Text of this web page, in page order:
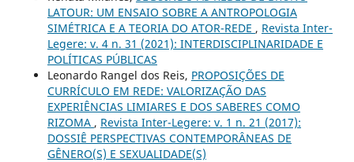
LATOUR: UM ENSAIO SOBRE A ANTROPOLOGIA
SIMÉTRICA E A TEORIA DO ATOR-REDE , Revista Inter-
Legere: v. 4 n. 31 (2021): INTERDISCIPLINARIDADE E
POLÍTICAS PÚBLICAS
Leonardo Rangel dos Reis, PROPOSIÇÕES DE
CURRÍCULO EM REDE: VALORIZAÇÃO DAS
EXPERIÊNCIAS LIMIARES E DOS SABERES COMO
RIZOMA , Revista Inter-Legere: v. 1 n. 21 (2017):
DOSSIÊ PERSPECTIVAS CONTEMPORÂNEAS DE
GÊNERO(S) E SEXUALIDADE(S)